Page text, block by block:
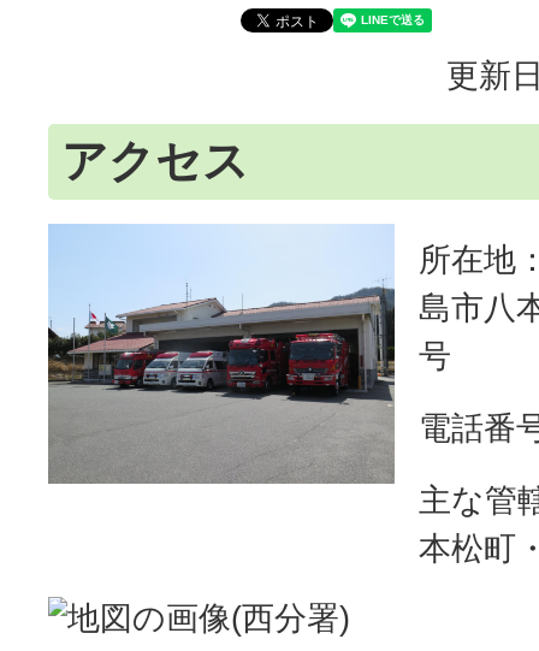
更新
アクセス
所在地
島市八
号
電話番
主な管
本松町